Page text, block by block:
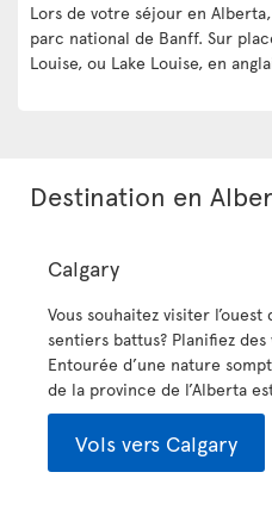
Lors de votre séjour en
parc national de Banff. Sur
Louise, ou Lake Louise, en
Destination en
Calgary
Vous souhaitez visiter
sentiers battus? Planifiez des
Entourée d’une nature
de la province de l’Alberta
Vols vers Calgary